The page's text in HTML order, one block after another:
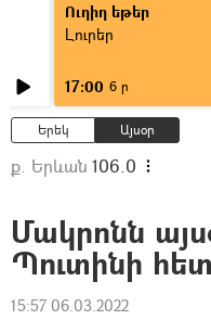
Ուղիղ եթեր
Լուրեր
17:00 6 ր
Երեկ Այսօր
ք. Երևան 106.0
Մակրոնն
Պուտինի հետ
15:57 06.03.2022